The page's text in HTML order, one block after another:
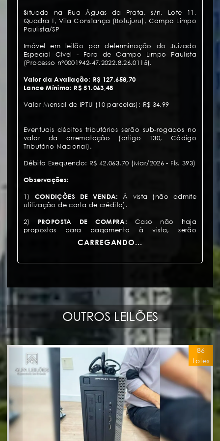
Situado na Rua Águas da Prata, s/n, Lote 11,
Quadra T, Vila Constança (Botujuru), Campo Limpo
Paulista/SP
Imóvel em leilão por determinação do Juizado
Especial Cível - Foro de Campo Limpo Paulista
(Processo n°0001942-47.2022.8.26.0115).
Valor da Avaliação: R$ 127.658,70
Lance Mínimo: R$ 51.063,48
Valor Mensal de IPTU (10 parcelas): R$ 34,99
Eventuais débitos tributários serão sub-rogados no
valor da arrematação (artigo 130, Código
Tributário Nacional).
Débito Exequendo: R$ 42.063,70 (Mar/2026 - Fls. 393)
Observações:
1) CONDIÇÕES DE VENDA:
À vista (não admite
utilização de carta de crédito).
2)
PROPOSTA DE COMPRA: Caso não haja
propostas para pagamento à vista, serão
admitidas propostas de arrematação parcelada,
que deverão ser encaminhadas exclusivamente
Especialista em Imóveis, durante a vigência do
CPC).
3)PAGAMENTO:
O preço do bem arrematado
deverá ser depositado através de guia de depósito
judicial do Banco do Brasil gerada no
https://portaldecustas.tjsp.jus.br/portaltjsp/login.jsp,
respectivamente, no prazo de até 24 horas da
realização do leilão. Em até 3 horas após o
encerramento do Leilão, cada arrematante
receberá um e-mail com instruções para depósito
(artigo 884, IV e artigo 892 do CPC).
4)COMISSÃO DO LEILOEIRO:O arrematante deverá
pagar a título de comissão, o valor correspondente
a 5% (cinco por cento) sobre o preço de
arrematação do bem. Tal valor será devido pelo
arrematante ainda que haja a desistência da
arrematação, assim como será devido pelo
exequente nos casos de adjudicação do bem e
CARREGANDO...
OUTROS LEILÕES
86
Lotes